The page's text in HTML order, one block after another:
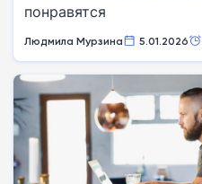
понравятся
Людмила Мурзина 5.01.2026